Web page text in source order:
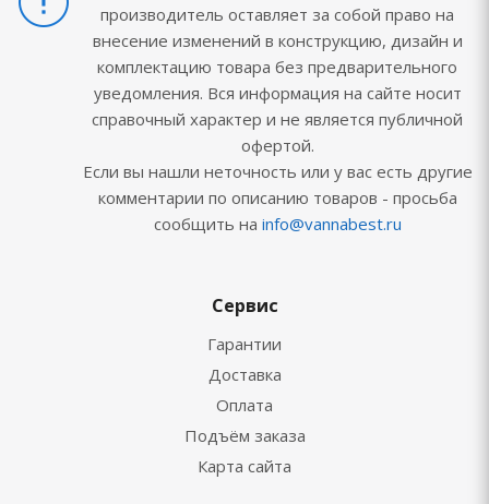
производитель оставляет за собой право на
внесение изменений в конструкцию, дизайн и
комплектацию товара без предварительного
уведомления. Вся информация на сайте носит
справочный характер и не является публичной
офертой.
Если вы нашли неточность или у вас есть другие
комментарии по описанию товаров - просьба
сообщить на info@vannabest.ru
Сервис
Гарантии
Доставка
Оплата
Подъём заказа
Карта сайта